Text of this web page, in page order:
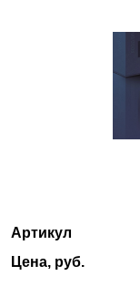
Партнеры
Артикул
Цена, руб.